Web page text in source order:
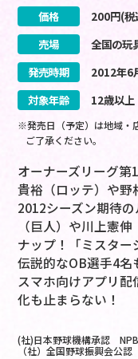
価格 200円(税
売場
全国の玩
発売時期
2012年6
対象年齢
12歳以上
※発売日（予定）は地域・
ご了承ください。
オーナーズリーグ
貴裕（ロッテ）や野
2012シーズン期待
（巨人）や川上憲
ナップ！「ミスター
伝説的なOB選手4名
スマホ向けアプリ
化も止まらない！
(社)日本野球機構承認
（社）全国野球振興会公認